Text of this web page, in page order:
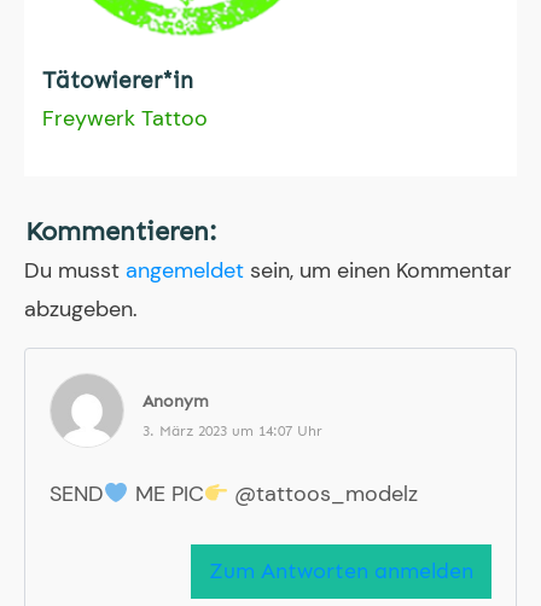
Tätowierer*in
Freywerk Tattoo
Kommentieren:
Du musst angemeldet sein, um einen Kommentar
abzugeben.
Anonym
3. März 2023 um 14:07 Uhr
SEND ME PIC @tattoos_modelz
Zum Antworten anmelden